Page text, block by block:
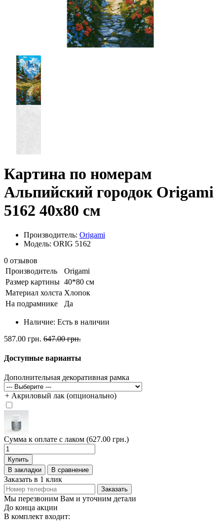
Картина по номерам
Альпийский городок Origami
5162 40x80 см
Производитель: Origami
Модель: ORIG 5162
0 отзывов
Производитель
Origami
Размер картины 40*80 см
Материал холста Хлопок
На подрамнике
Да
Наличие: Есть в наличии
587.00 грн. 647.00 грн.
Доступные варианты
Дополнительная декоративная рамка
+ Акриловый лак (опционально)
Сумма к оплате с лаком (627.00 грн.)
Купить
В закладки
В сравнение
Заказать в 1 клик
Заказать
Мы перезвоним Вам и уточним детали
До конца акции
В комплект входит: